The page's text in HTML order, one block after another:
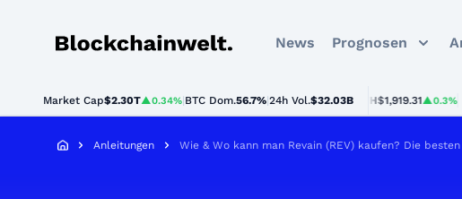
Blockchainwelt News Prognosen
Market Cap$2.30T▲0.34% BTC Dom.56.7% 24h Vol.$32.03B
BTC$64,975.00▲0% ETH$1,919.31▲0.3%
Anleitungen Wie & Wo kann man Revain (REV) kaufen? Die